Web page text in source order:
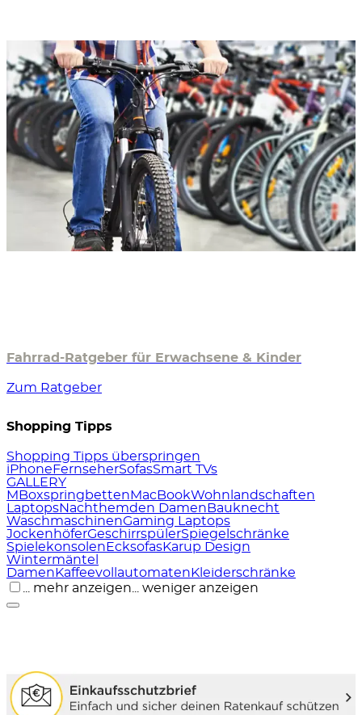
Fahrrad-Ratgeber für Erwachsene & Kinder
Zum Ratgeber
Shopping Tipps
Shopping Tipps überspringen
iPhone FernseherSofasSmart TVs
GALLERY
M Boxspringbetten MacBookWohnlandschaften
LaptopsNachthemden Damen Bauknecht
WaschmaschinenGaming Laptops
JockenhöferGeschirrspülerSpiegelschränke
Spielekonsolen EcksofasKarup Design
Wintermäntel
Damen Kaffeevollautomaten Kleiderschränke
... mehr anzeigen... weniger anzeigen